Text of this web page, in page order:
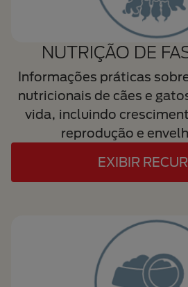
NUTRIÇÃO DE
Informações práticas
nutricionais de cães e
vida, incluindo
reprodução e
EXIBIR